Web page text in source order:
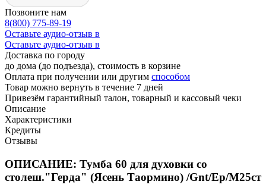
Позвоните нам
8(800) 775-89-19
Оставьте аудио-отзыв в
Оставьте аудио-отзыв в
Доставка по городу
до дома (до подъезда), стоимость в корзине
Оплата при получении или другим способом
Товар можно вернуть в течение 7 дней
Привезём гарантийный талон, товарный и кассовый чеки
Описание
Характеристики
Кредиты
Отзывы
ОПИСАНИЕ: Тумба 60 для духовки со
столеш."Герда" (Ясень Таормино) /Gnt/Ep/М25ст